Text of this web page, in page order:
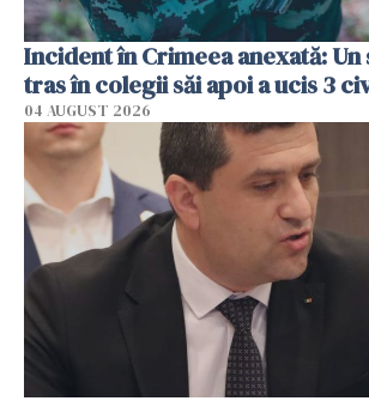
Incident în Crimeea anexată: Un
tras în colegii săi apoi a ucis 3
04 AUGUST 2026